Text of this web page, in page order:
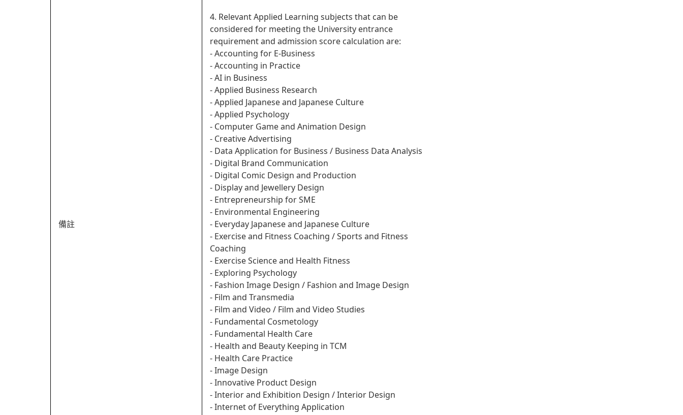
備註
4. Relevant Applied Learning subjects that can be
considered for meeting the University entrance
requirement and admission score calculation are:
- Accounting for E-Business
- Accounting in Practice
- AI in Business
- Applied Business Research
- Applied Japanese and Japanese Culture
- Applied Psychology
- Computer Game and Animation Design
- Creative Advertising
- Data Application for Business / Business Data Analysis
- Digital Brand Communication
- Digital Comic Design and Production
- Display and Jewellery Design
- Entrepreneurship for SME
- Environmental Engineering
- Everyday Japanese and Japanese Culture
- Exercise and Fitness Coaching / Sports and Fitness
Coaching
- Exercise Science and Health Fitness
- Exploring Psychology
- Fashion Image Design / Fashion and Image Design
- Film and Transmedia
- Film and Video / Film and Video Studies
- Fundamental Cosmetology
- Fundamental Health Care
- Health and Beauty Keeping in TCM
- Health Care Practice
- Image Design
- Innovative Product Design
- Interior and Exhibition Design / Interior Design
- Internet of Everything Application